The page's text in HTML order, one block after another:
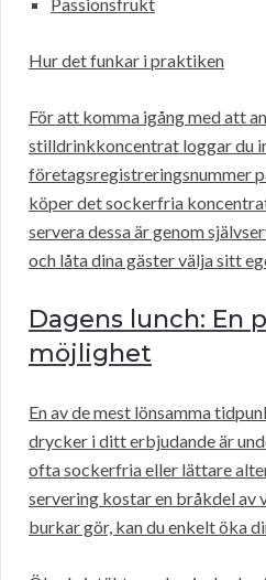
Hur det funkar i praktiken
För att komma igång med att
stilldrinkkoncentrat loggar du
företagsregistreringsnummer
köper det sockerfria
servera dessa är genom
och låta dina gäster välja sitt
Dagens lunch: En
möjlighet
En av de mest lönsamma
drycker i ditt erbjudande är
ofta sockerfria eller lättare
servering kostar en bråkdel av
burkar gör, kan du enkelt öka